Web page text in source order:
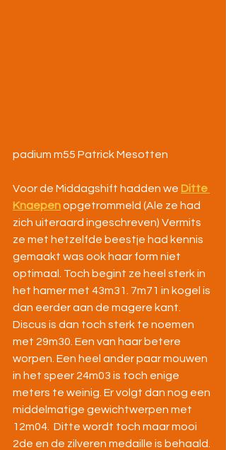
padium m55 Patrick Mesotten
Voor de Middagshift hadden we Ditte
Knaepen opgetrommeld (Ale ze had
zich uiteraard ingeschreven) Vermits
ze met hetzelfde beestje had kennis
gemaakt was ook haar form niet
optimaal. Toch begint ze heel sterk in
het hamer met 43m31. 7m71 in kogel is
dan eerder aan de magere kant.
Discus is dan toch sterk te noemen
met 29m30. Een van haar betere
worpen. Een heel ander paar mouwen
in het speer 24m03 is toch enige
meters te weinig. Er volgt dan nog een
middelmatige gewichtwerpen met
12m04.  Ditte wordt toch maar mooi
2de en de zilveren medaille is behaald.